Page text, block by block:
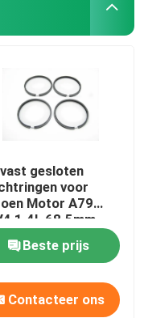
gesloten
voor
Motor A79
1.4L 68.5mm
Beste prijs
Contacteer ons